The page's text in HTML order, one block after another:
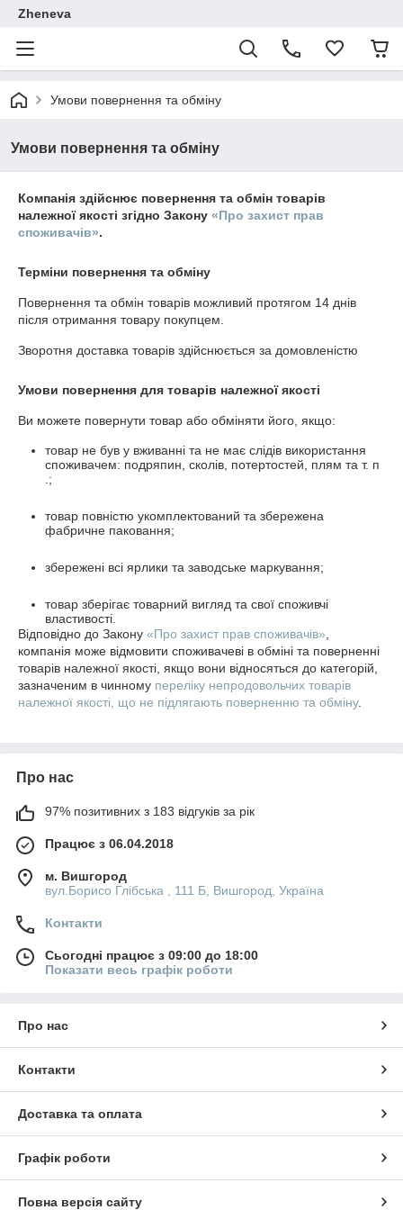
Zheneva
Умови повернення та обміну
Умови повернення та обміну
Компанія здійснює повернення та обмін товарів
належної якості згідно Закону «Про захист прав
споживачів».
Терміни повернення та обміну
Повернення та обмін товарів можливий протягом 14 днів
після отримання товару покупцем.
Зворотня доставка товарів здійснюється за домовленістю
Умови повернення для товарів належної якості
Ви можете повернути товар або обміняти його, якщо:
товар не був у вживанні та не має слідів використання
споживачем: подряпин, сколів, потертостей, плям та т. п
.;
товар повністю укомплектований та збережена
фабричне паковання;
збережені всі ярлики та заводське маркування;
товар зберігає товарний вигляд та свої споживчі
властивості.
Відповідно до Закону «Про захист прав споживачів»
компанія може відмовити споживачеві в обміні та поверненні
товарів належної якості, якщо вони відносяться до категорій,
зазначеним в чинному переліку непродовольчих товарів
належної якості, що не підлягають поверненню та обміну.
Про нас
97% позитивних з 183 відгуків за рік
Працює з 06.04.2018
м. Вишгород
вул.Борисо Глібська , 111 Б, Вишгород, Україна
Контакти
Сьогодні працює з 09:00 до 18:00
Показати весь графік роботи
Про нас
Контакти
Доставка та оплата
Графік роботи
Повна версія сайту